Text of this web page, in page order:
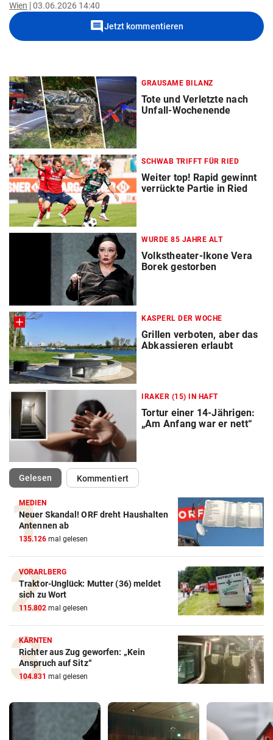
Wien 03.06.2026 14:40
commentJetzt kommentieren
GRAUSAME BILANZ
Tote und Verletzte nach
Unfall-Wochenende
SCHWAB TRIFFT FÜR RIED
Weiter top! Rapid gewinnt
verrückte Partie in Ried
WURDE 85 JAHRE ALT
Volkstheater-Ikone Vera
Borek gestorben
KASPERL DER WOCHE
Grillen verboten, aber das
Abkassieren erlaubt
IRAKER (15) IN HAFT
Tortur einer 14-Jährigen:
„Am Anfang war er nett“
Gelesen(ausgewählt)Kommentiert
MEDIEN
Neuer Skandal! ORF dreht Haushalten
Antennen ab
135.126 mal gelesen
VORARLBERG
Traktor-Unglück: Mutter (36) meldet
sich zu Wort
115.802 mal gelesen
KÄRNTEN
Richter aus Zug geworfen: „Kein
Anspruch auf Sitz“
104.831 mal gelesen